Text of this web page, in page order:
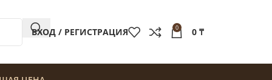
ВХОД / РЕГИСТРАЦИЯ 0 0 ₸